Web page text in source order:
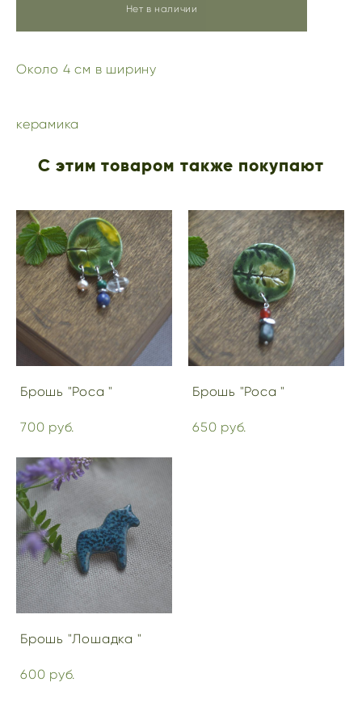
Нет в наличии
Около 4 см в ширину
керамика
С этим товаром также покупают
Брошь "Роса "
700 pуб.
Брошь "Роса "
650 pуб.
Брошь "Лошадка "
600 pуб.